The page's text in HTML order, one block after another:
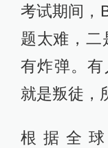
考试期间，
题太难，二
有炸弹。
就是叛徒，
根据全